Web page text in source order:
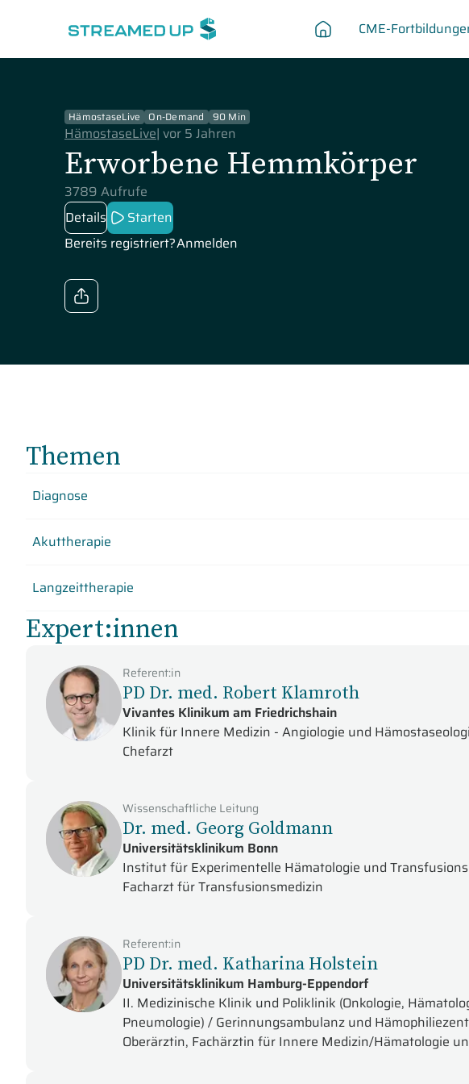
CME-
HämostaseLive On-Demand 90 Min
HämostaseLive| vor 5 Jahren
Erworbene Hemmkörper
3789 Aufrufe
Details
Starten
Bereits registriert?Anmelden
Themen
Diagnose
Akuttherapie
Langzeittherapie
Expert:innen
Referent:in
PD Dr. med. Robert Klamroth
Vivantes Klinikum am Friedrichshain
Klinik für Innere Medizin - Angiologie und
Chefarzt
Wissenschaftliche Leitung
Dr. med. Georg Goldmann
Universitätsklinikum Bonn
Institut für Experimentelle Hämatologie und
Facharzt für Transfusionsmedizin
Referent:in
PD Dr. med. Katharina Holstein
Universitätsklinikum Hamburg-Eppendorf
II. Medizinische Klinik und Poliklinik (Onkologie,
Pneumologie) / Gerinnungsambulanz und
Oberärztin, Fachärztin für Innere Medizin/Hämatologie